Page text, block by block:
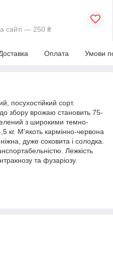
сайті — 250 ₴
Оплата Умови
посухостійкий сорт.
до збору врожаю становить 75-
з широкими темно-
кг. М'якоть кармінно-червона
дуже соковита і солодка.
Лежкість
та фузаріозу.